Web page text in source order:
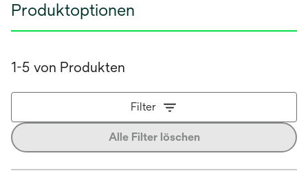
Produktoptionen
1-5 von Produkten
Filter
Alle Filter löschen